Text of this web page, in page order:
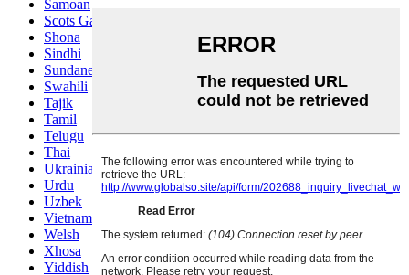
Samoan
Scots Gaelic
Shona
Sindhi
Sundanese
Swahili
Tajik
Tamil
Telugu
Thai
Ukrainian
Urdu
Uzbek
Vietnamese
Welsh
Xhosa
Yiddish